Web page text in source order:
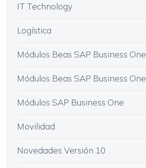
IT Technology
Logística
Módulos Beas SAP Business One
Módulos Beas SAP Business One
Módulos SAP Business One
Movilidad
Novedades Versión 10